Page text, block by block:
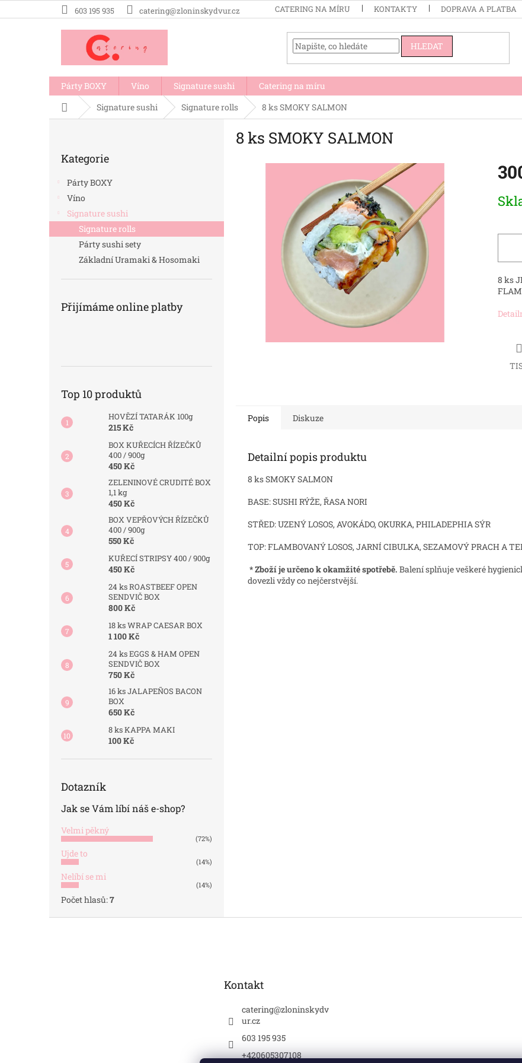
na
603 195 935 catering@zloninskydvur.cz CATERING NA MÍRU KONTAKTY DOPRAVA A PLATBA
HLEDAT
Párty BOXY Víno Signature sushi
Catering na míru
Domů Signature sushi Signature rolls 8 ks SMOKY SALMON
kategorie
Kategorie
Párty BOXY
Víno
Signature sushi
Signature rolls
Párty sushi sety
Základní Uramaki & Hosomaki
Přijímáme online platby
Top 10 produktů
HOVĚZÍ TATARÁK 100g
215 Kč
BOX KUŘECÍCH ŘÍZEČKŮ
400 / 900g
450 Kč
ZELENINOVÉ CRUDITÉ BOX
1,1 kg
450 Kč
BOX VEPŘOVÝCH ŘÍZEČKŮ
400 / 900g
550 Kč
KUŘECÍ STRIPSY 400 / 900g
450 Kč
24 ks ROASTBEEF OPEN
SENDVIČ BOX
800 Kč
18 ks WRAP CAESAR BOX
1 100 Kč
24 ks EGGS & HAM OPEN
SENDVIČ BOX
750 Kč
16 ks JALAPEÑOS BACON
BOX
650 Kč
8 ks KAPPA MAKI
100 Kč
Dotazník
Jak se Vám líbí náš e-shop?
Velmi pěkný
(72%)
Ujde to
(14%)
Nelíbí se mi
(14%)
Počet hlasů:7
8 ks SMOKY SALMON
cena:
8 ks
Popis Diskuze
Detailní popis produktu
8 ks SMOKY SALMON
BASE: SUSHI RÝŽE, ŘASA NORI
STŘED:UZENÝ LOSOS, AVOKÁDO, OKURKA, PHILADEPHIA SÝR
TOP: FLAMBOVANÝ LOSOS, JARNÍ CIBULKA, SEZAMOVÝ PRACH A
* Zboží je určeno k okamžité spotřebě. Balení splňuje veškeré
dovezli vždy co nejčerstvější.
Kontakt
catering@zloninskydv
ur.cz
603 195 935
+420605307108